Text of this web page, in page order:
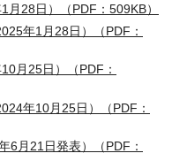
28日）（PDF：509KB）
年1月28日）（PDF：
月25日）（PDF：
年10月25日）（PDF：
6月21日発表）（PDF：